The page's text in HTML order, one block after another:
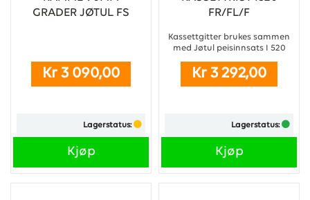
GRADER JØTUL FS
Kr 3 090,00
Lagerstatus:
Kjøp
FR/FL/F
Kassettgitter brukes sammen
med Jøtul peisinnsats I 520
Kr 3 292,00
Lagerstatus:
Kjøp